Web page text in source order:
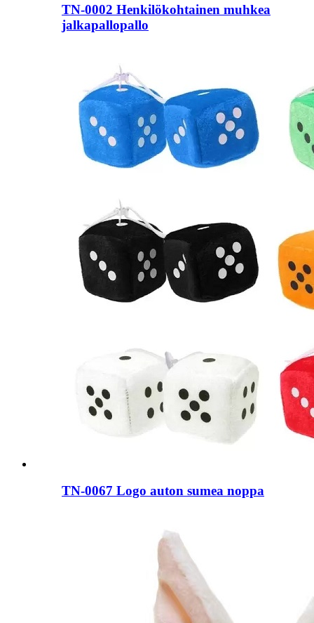
TN-0002 Henkilökohtainen muhkea
jalkapallopallo
TN-0067 Logo auton sumea noppa